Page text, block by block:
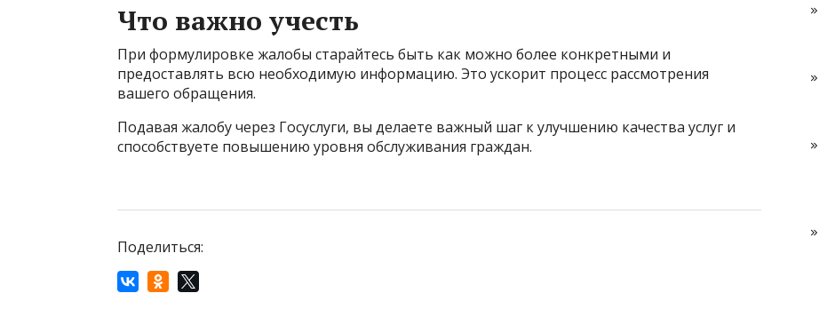
Что важно учесть
При формулировке жалобы старайтесь быть как можно более конкретными и
предоставлять всю необходимую информацию. Это ускорит процесс рассмотрения
вашего обращения.
Подавая жалобу через Госуслуги, вы делаете важный шаг к улучшению качества услуг и
способствуете повышению уровня обслуживания граждан.
Поделиться: